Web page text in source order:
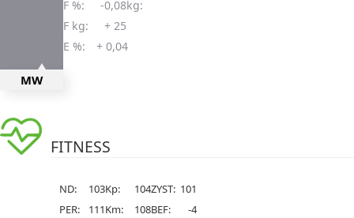
MW
F %:
-0,08
F kg:
+ 25
E %:
+ 0,04
kg:
FITNESS
ND:
103
PER:
111
Kp:
104
Km:
108
ZYST: 101
BEF:
-4